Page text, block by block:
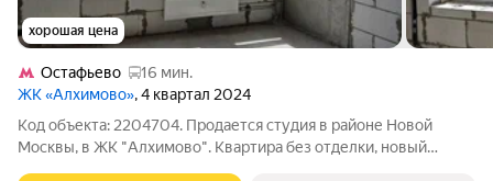
хорошая цена
Остафьево
16 мин.
ЖК «Алхимово», 4 квартал 2024
Код объекта: 2204704. Продается студия в районе Новой
Москвы, в ЖК "Алхимово". Квартира без отделки, новый